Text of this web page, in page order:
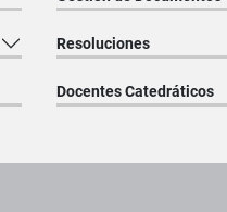
Resoluciones
Docentes Catedráticos